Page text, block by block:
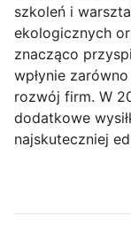
szkoleń i
ekologicznych
znacząco
wpłynie
rozwój firm. W
dodatkowe
najskuteczniej